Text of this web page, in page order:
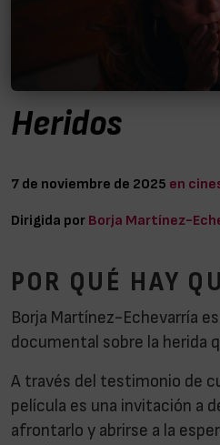
Heridos
7 de noviembre de 2025 en
Dirigida por Borja Martínez-
POR QUÉ HAY
Borja Martínez-Echevarría
documental sobre la herida
A través del testimonio de
película es una invitación a
afrontarlo y abrirse a la